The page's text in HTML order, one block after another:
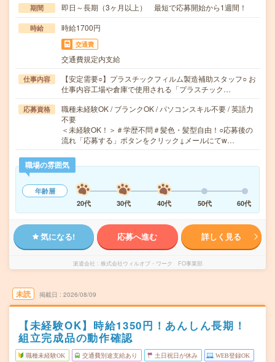
期間 即日～長期（3ヶ月以上） 最短で応募開始から1週間！
時給 時給1700円
交通費
交通費規定内支給
仕事内容
【安定需要○】プラスチックフィルム製造補助スタッフ○ お
仕事内容工場や倉庫で使用される「プラスチック…
応募資格
職種未経験OK / ブランクOK / パソコンスキル不要 / 英語力
不要
＜未経験OK！＞＃学歴不問＃髪色・髪型自由！○応募後の
流れ「応募する」ボタンをクリック↓メールにてw…
職場の雰囲気
年齢層
20代
30代 40代 50代 60代
気になる! 応募へ進む 詳しく見る
派遣会社 株式会社ウィルオブ・ワーク FO事業部
未読 掲載日 2026/08/09
【未経験OK】時給1350円！あんしん長期！
組立完成品の動作確認
職種未経験OK 交通費別途支給あり 土日祝日が休み WEB登録OK